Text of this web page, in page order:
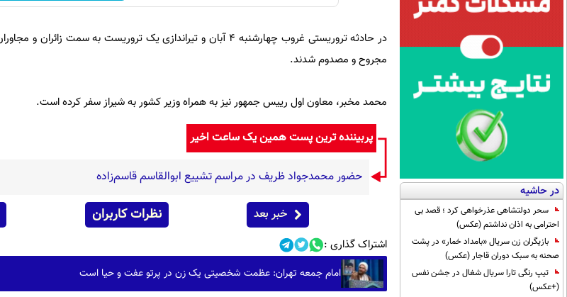
در حاشیه
سحر دولتشاهی عذرخواهی کرد ؛ قصد بی
احترامی به اذان نداشتم (عکس)
بازیگران زن سریال «بامداد خمار» در پشت
صحنه به سبک دوران قاجار (عکس)
تیپ رنگی تارا سریال شغال در جشن نفس
(+عکس)
مجروح و مصدوم شدند.
محمد مخبر، معاون اول رییس جمهور نیز به همراه وزیر کشور به شیراز سفر کرده است.
پربیننده ترین پست همین یک ساعت اخیر
حضور محمدجواد ظریف در مراسم تشییع ابوالقاسم قاسم‌زاده
خبر بعد نظرات کاربران
اشتراک گذاری :
امام جمعه تهران: عظمت شخصیتی یک زن در پرتو عفت و حیا است